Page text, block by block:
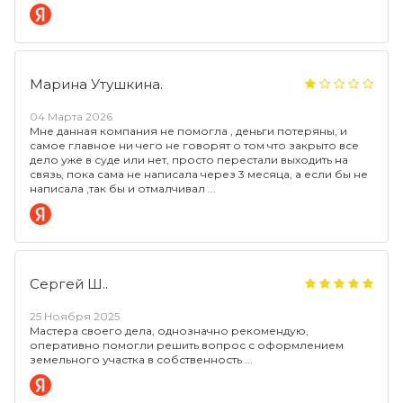
Марина Утушкина.
04 Марта 2026
Мне данная компания не помогла , деньги потеряны, и
самое главное ни чего не говорят о том что закрыто все
дело уже в суде или нет, просто перестали выходить на
связь, пока сама не написала через 3 месяца, а если бы не
написала ,так бы и отмалчивал
Сергей Ш..
25 Ноября 2025
Мастера своего дела, однозначно рекомендую,
оперативно помогли решить вопрос с оформлением
земельного участка в собственность